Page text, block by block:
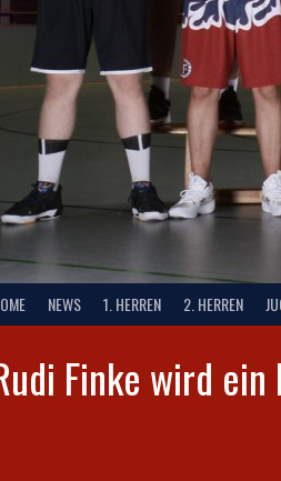
NEWS 1. HERREN 2. HERREN
Finke wird ein